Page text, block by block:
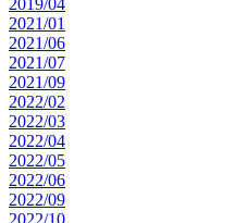
2019/04
2021/01
2021/06
2021/07
2021/09
2022/02
2022/03
2022/04
2022/05
2022/06
2022/09